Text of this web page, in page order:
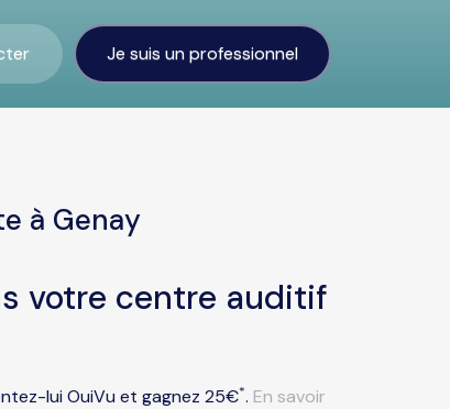
Je suis un professionnel
à Genay
votre centre auditif
lui OuiVu et gagnez 25€*. En savoir